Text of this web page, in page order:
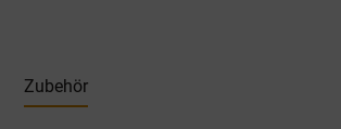
Zubehör